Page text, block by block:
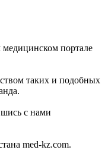
портале
таких и подобных
с нами
med-kz.com.